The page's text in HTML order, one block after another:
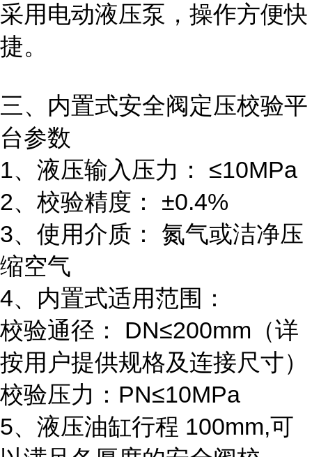
采用电动液压泵，操作方便快
捷。
三、内置式安全阀定压校验平
台参数
1、液压输入压力： ≤10MPa
2、校验精度： ±0.4%
3、使用介质： 氮气或洁净压
缩空气
4、内置式适用范围：
校验通径： DN≤200mm（详
按用户提供规格及连接尺寸）
校验压力：PN≤10MPa
5、液压油缸行程 100mm,可